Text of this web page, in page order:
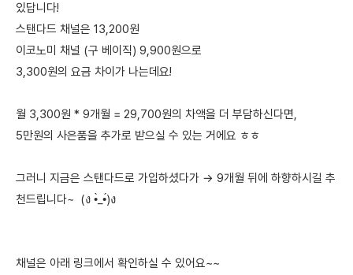
있답니다!
스탠다드 채널은 13,200원
이코노미 채널 (구 베이직) 9,900원으로
3,300원의 요금 차이가 나는데요!
월 3,300원 * 9개월 = 29,700원의 차액을 더 부담하신다면,
5만원의 사은품을 추가로 받으실 수 있는 거에요 ㅎㅎ
그러니 지금은 스탠다드로 가입하셨다가 → 9개월 뒤에 하향하시길 추
천드립니다~ (ง •̀_•́)ง
채널은 아래 링크에서 확인하실 수 있어요~~